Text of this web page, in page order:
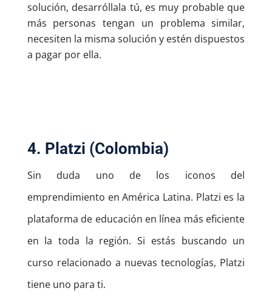
solución, desarróllala tú, es muy probable que
más personas tengan un problema similar,
necesiten la misma solución y estén dispuestos
a pagar por ella.
4. Platzi (Colombia)
Sin duda uno de los iconos del
emprendimiento en América Latina. Platzi es la
plataforma de educación en línea más eficiente
en la toda la región. Si estás buscando un
curso relacionado a nuevas tecnologías, Platzi
tiene uno para ti.